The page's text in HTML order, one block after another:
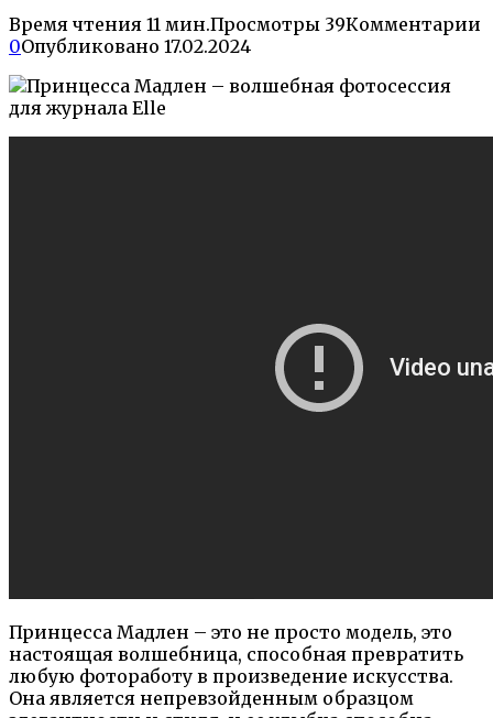
Время чтения 11 мин.Просмотры 39Комментарии
0Опубликовано 17.02.2024
Принцесса Мадлен – это не просто модель, это
настоящая волшебница, способная превратить
любую фотоработу в произведение искусства.
Она является непревзойденным образцом